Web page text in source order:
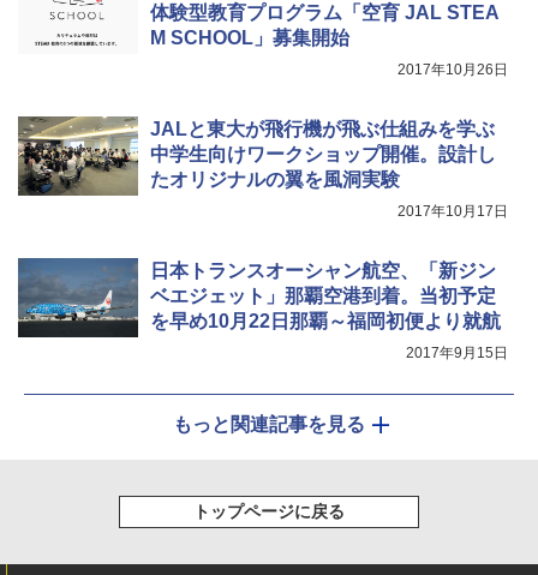
体験型教育プログラム「空育 JAL STEA
M SCHOOL」募集開始
2017年10月26日
JALと東大が飛行機が飛ぶ仕組みを学ぶ
中学生向けワークショップ開催。設計し
たオリジナルの翼を風洞実験
2017年10月17日
日本トランスオーシャン航空、「新ジン
ベエジェット」那覇空港到着。当初予定
を早め10月22日那覇～福岡初便より就航
2017年9月15日
もっと関連記事を見る
トップページに戻る